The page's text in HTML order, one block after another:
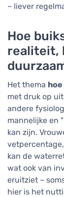
– liever
Hoe
realiteit,
Het thema
met druk op
andere
mannelijke en
kan zijn.
kan de
wat ook van
eruitziet –
hier is het